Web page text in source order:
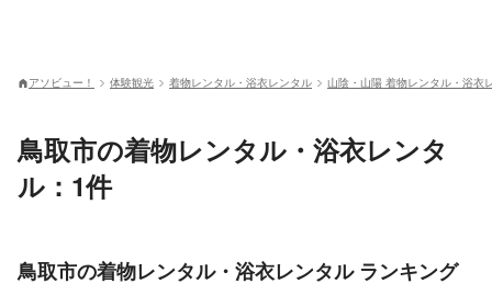
アソビュー！ 体験観光 着物レンタル・浴衣レンタル 山陰・山陽 着物レンタル・浴衣
鳥取市の着物レンタル・浴衣レンタ
ル：1件
鳥取市の着物レンタル・浴衣レンタル ランキング